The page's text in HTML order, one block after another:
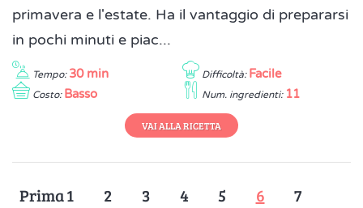
primavera e l'estate. Ha il vantaggio di prepararsi
in pochi minuti e piac...
Tempo: 30 min Difficoltà: Facile
Costo: Basso Num. ingredienti: 11
VAI ALLA RICETTA
Prima1 2 3 4 5 6
7